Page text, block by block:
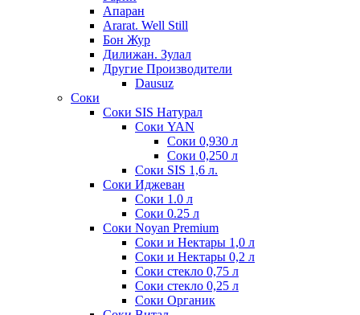
Апаран
Ararat. Well Still
Бон Жур
Дилижан. Зулал
Другие Производители
Dausuz
Соки
Соки SIS Натурал
Соки YAN
Соки 0,930 л
Соки 0,250 л
Соки SIS 1,6 л.
Соки Иджеван
Соки 1.0 л
Соки 0.25 л
Соки Noyan Premium
Соки и Нектары 1,0 л
Соки и Нектары 0,2 л
Соки стекло 0,75 л
Соки стекло 0,25 л
Соки Органик